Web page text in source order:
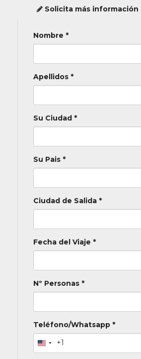
Solicita más
Nombre *
Apellidos *
Su Ciudad *
Su Pais *
Ciudad de Salida *
Fecha del Viaje *
Nº Personas *
Teléfono/Whatsapp *
+1